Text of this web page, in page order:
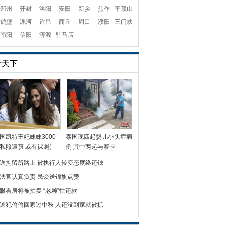
郑州 开封 洛阳 安阳 新乡 焦作
平顶山
鹤壁
漯河 许昌 商丘 周口 濮阳
三门峡
南阳
信阳 济源 驻马店
天下
凯特王妃妹妹3000
照遭窃 或有裸照(
泰国现四起婴儿小头症病
例 其中两起与寨卡
送拘留所路上 被执行人转变态度终还钱
法官认真负责 民众送锦旗点赞
眼看房将被拍卖 “老赖”忙还款
逃犯偷偷回家过中秋 人还没到家就被抓